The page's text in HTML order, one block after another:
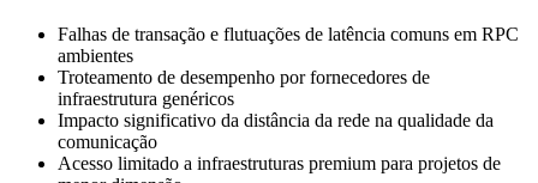
Falhas de transação e flutuações de latência comuns em RPC
ambientes
Troteamento de desempenho por fornecedores de
infraestrutura genéricos
Impacto significativo da distância da rede na qualidade da
comunicação
Acesso limitado a infraestruturas premium para projetos de